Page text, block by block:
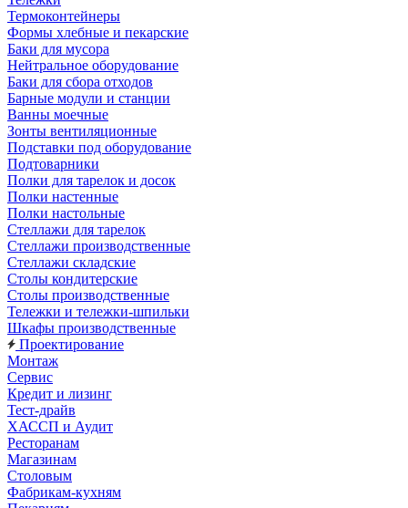
Термоконтейнеры
Формы хлебные и пекарские
Баки для мусора
Нейтральное оборудование
Баки для сбора отходов
Барные модули и станции
Ванны моечные
Зонты вентиляционные
Подставки под оборудование
Подтоварники
Полки для тарелок и досок
Полки настенные
Полки настольные
Стеллажи для тарелок
Стеллажи производственные
Стеллажи складские
Столы кондитерские
Столы производственные
Тележки и тележки-шпильки
Шкафы производственные
Проектирование
Монтаж
Сервис
Кредит и лизинг
Тест-драйв
ХАССП и Аудит
Ресторанам
Магазинам
Столовым
Фабрикам-кухням